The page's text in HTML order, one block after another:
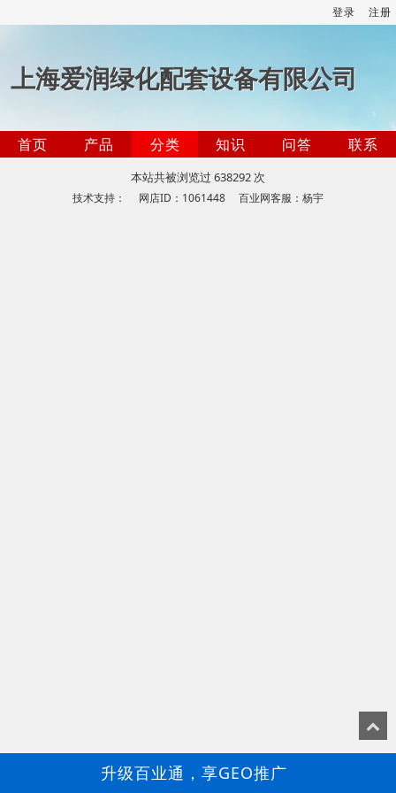
登录 注册
上海爱润绿化配套设备有限公司
首页 产品 分类 知识 问答 联系
本站共被浏览过 638292 次
技术支持： 网店ID：1061448 百业网客服：杨宇
升级百业通，享GEO推广